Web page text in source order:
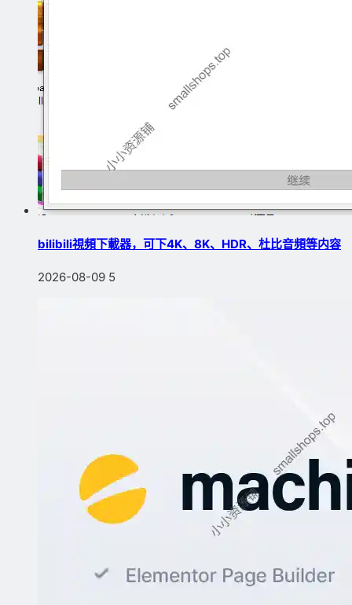
bilibili視頻下載器，可下4K、8K、HDR、杜比音頻等内容
2026-08-09 5